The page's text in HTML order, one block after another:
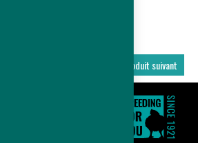
Produit suivant